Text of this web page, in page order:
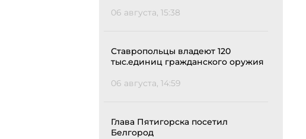
06 августа, 15:38
Ставропольцы владеют 120
тыс.единиц гражданского оружия
06 августа, 14:59
Глава Пятигорска посетил
Белгород